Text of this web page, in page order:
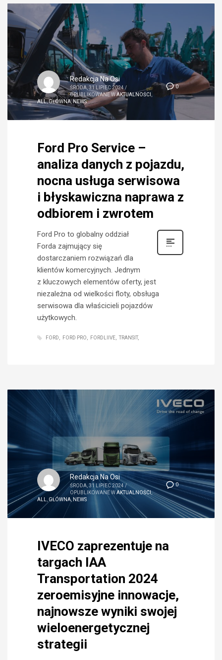
0
Redakcja Na Osi
ŚRODA, 31 LIPIEC 2024 /
OPUBLIKOWANE WAKTUALNOŚCI
ALL,GŁÓWNA,NEWS
Ford Pro Service –
analiza danych z pojazdu,
nocna usługa serwisowa
i błyskawiczna naprawa z
odbiorem i zwrotem
Ford Pro to globalny oddział
Forda zajmujący się
dostarczaniem rozwiązań dla
klientów komercyjnych. Jednym
z kluczowych elementów oferty, jest
niezależna od wielkości floty, obsługa
serwisowa dla właścicieli pojazdów
użytkowych.
FORD FORD PRO FORDLIIVE TRANSIT
0
Redakcja Na Osi
ŚRODA, 31 LIPIEC 2024 /
OPUBLIKOWANE WAKTUALNOŚCI,
ALL, GŁÓWNA,NEWS
IVECO zaprezentuje na
targach IAA
Transportation 2024
zeroemisyjne innowacje,
najnowsze wyniki swojej
wieloenergetycznej
strategii